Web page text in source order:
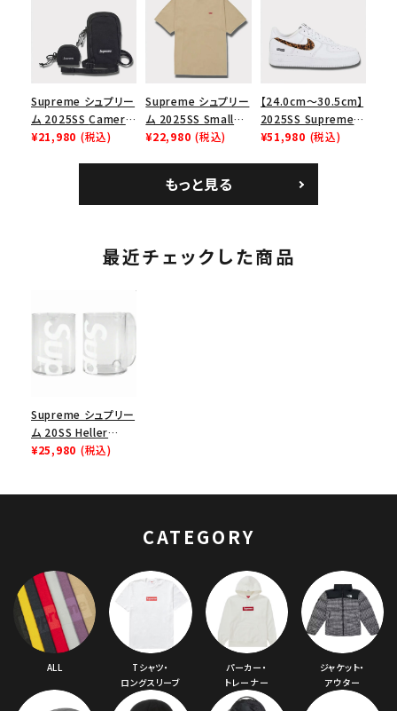
ューズ ホワイト
イヤーリリーフボック
スロゴTシャツ ホワ
イト 白
Supreme シュプリー
ム 2025SS Camera
Bag + Mini Pouch
¥21,980 (税込)
Supreme シュプリー
ム 2025SS Small
Box Tee スモールボ
¥22,980 (税込)
【24.0cm～30.5cm】
2025SS Supreme
GOODENOUGH
ムグッドイナフ ナイキ
エアフォース１スニー
¥51,980 (税込)
もっと見る
最近チェックした商品
Supreme シュプリー
ム 20SS Heller
Mugs Set of 2 ヘラ
¥25,980 (税込)
CATEGORY
ALL
Tシャツ・
ロングスリーブ
パーカー・
トレーナー
ジャケット・
アウター